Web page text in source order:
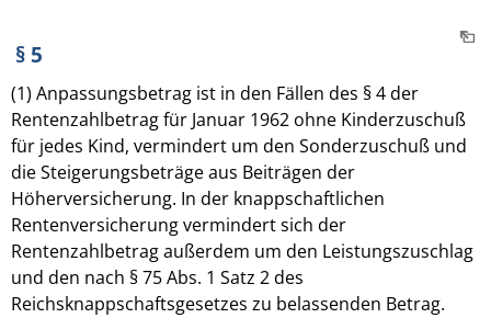
§ 5
(1) Anpassungsbetrag ist in den Fällen des § 4 der
Rentenzahlbetrag für Januar 1962 ohne Kinderzuschuß
für jedes Kind, vermindert um den Sonderzuschuß und
die Steigerungsbeträge aus Beiträgen der
Höherversicherung. In der knappschaftlichen
Rentenversicherung vermindert sich der
Rentenzahlbetrag außerdem um den Leistungszuschlag
und den nach § 75 Abs. 1 Satz 2 des
Reichsknappschaftsgesetzes zu belassenden Betrag.